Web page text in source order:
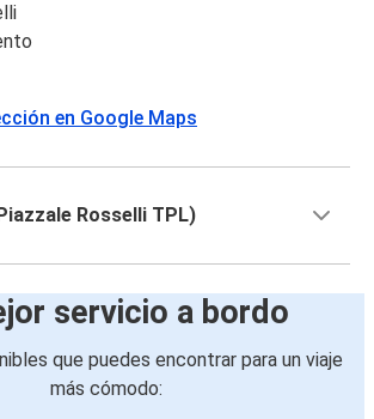
Empedocle
en Google Maps
Rosselli TPL)
servicio a bordo
que puedes encontrar para un viaje
más cómodo: